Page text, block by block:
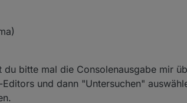
bitte mal die Consolenausgabe mir
und dann "Untersuchen"